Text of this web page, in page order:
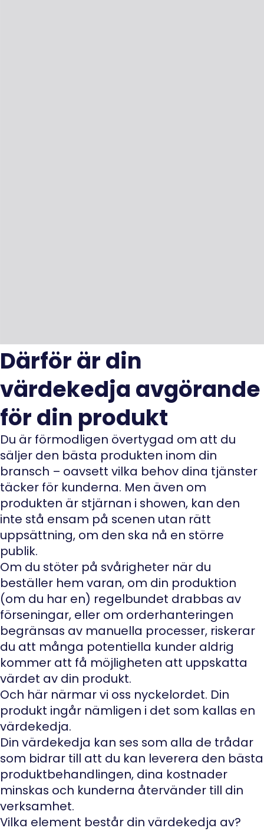
Därför är din
värdekedja avgörande
för din produkt
Du är förmodligen övertygad om att du
säljer den bästa produkten inom din
bransch – oavsett vilka behov dina tjänster
täcker för kunderna. Men även om
produkten är stjärnan i showen, kan den
inte stå ensam på scenen utan rätt
uppsättning, om den ska nå en större
publik.
Om du stöter på svårigheter när du
beställer hem varan, om din produktion
(om du har en) regelbundet drabbas av
förseningar, eller om orderhanteringen
begränsas av manuella processer, riskerar
du att många potentiella kunder aldrig
kommer att få möjligheten att uppskatta
värdet av din produkt.
Och här närmar vi oss nyckelordet. Din
produkt ingår nämligen i det som kallas en
värdekedja.
Din värdekedja kan ses som alla de trådar
som bidrar till att du kan leverera den bästa
produktbehandlingen, dina kostnader
minskas och kunderna återvänder till din
verksamhet.
Vilka element består din värdekedja av?